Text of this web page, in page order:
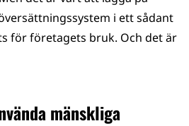
i ett sådant
för företagets bruk. Och det är
mänskliga